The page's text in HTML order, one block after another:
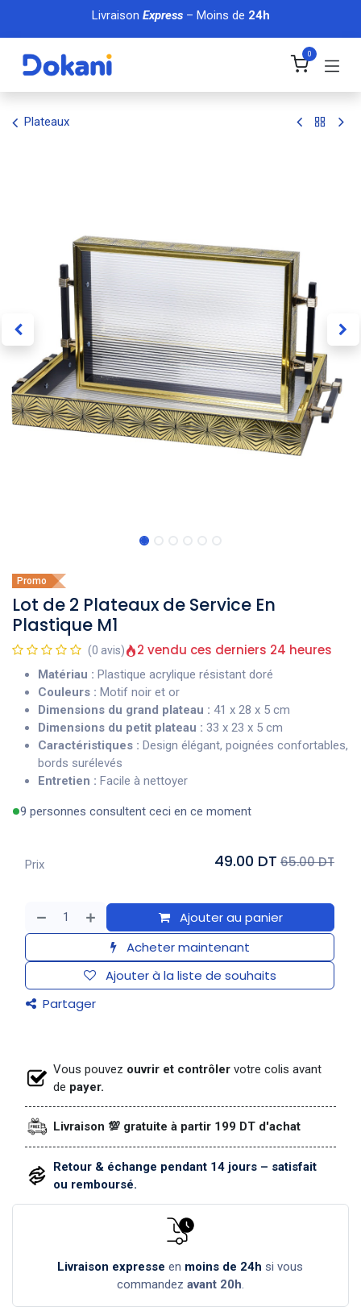
Se rendre au contenu
Livraison Express– Moins de 24h
0
Plateaux
Promo
Lot de 2 Plateaux de Service En
Plastique M1
(0 avis) 2 vendu ces derniers 24 heures
Matériau : Plastique acrylique résistant doré
Couleurs : Motif noir et or
Dimensions du grand plateau : 41 x 28 x 5 cm
Dimensions du petit plateau : 33 x 23 x 5 cm
Caractéristiques : Design élégant, poignées confortables,
bords surélevés
Entretien : Facile à nettoyer
9 personnes consultent ceci en ce moment
Ajouter au panier
Acheter maintenant
Ajouter à la liste de souhaits
Partager
Prix 49.00 DT 65.00 DT
Vous pouvez ouvrir et contrôler votre colis avant
de payer.
Livraison 💯 gratuite à partir 199 DT d'achat
Retour & échange pendant 14 jours – satisfait
ou remboursé.
Livraison expresse en moins de 24h si vous
commandez avant 20h.